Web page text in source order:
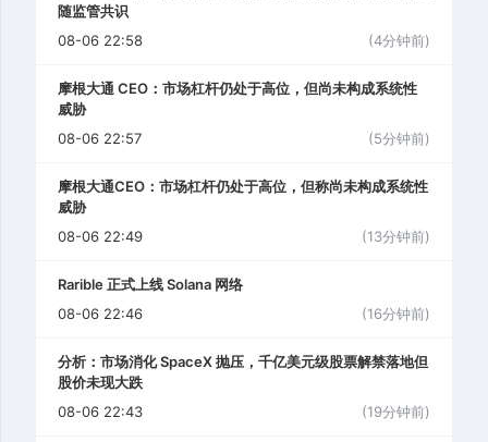
随监管共识
08-06 22:58
(4分钟前)
摩根大通 CEO：市场杠杆仍处于高位，但尚未构成系统性
威胁
08-06 22:57
(5分钟前)
摩根大通CEO：市场杠杆仍处于高位，但称尚未构成系统性
威胁
08-06 22:49
(13分钟前)
Rarible 正式上线 Solana 网络
08-06 22:46
(16分钟前)
分析：市场消化 SpaceX 抛压，千亿美元级股票解禁落地但
股价未现大跌
08-06 22:43
(19分钟前)